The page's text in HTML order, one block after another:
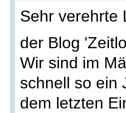
Sehr verehrte
der Blog
Wir sind im
schnell so ein
dem letzten